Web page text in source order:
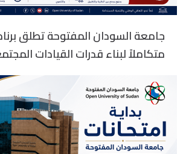
جامعة السودان المفتوحة تطلق
متكاملاً لبناء قدرات القيادات